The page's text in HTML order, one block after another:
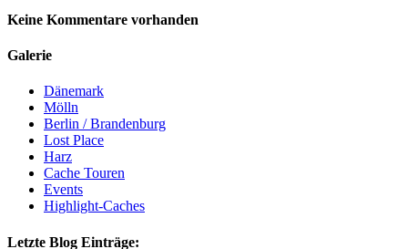
Keine Kommentare vorhanden
Galerie
Dänemark
Mölln
Berlin / Brandenburg
Lost Place
Harz
Cache Touren
Events
Highlight-Caches
Letzte Blog Einträge: